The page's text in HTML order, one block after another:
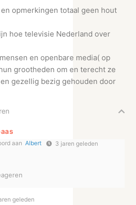
opmerkingen totaal geen hout
hoe televisie Nederland over
en openbare media( op
grootheden om en terecht ze
gezellig bezig gehouden door
aanAlbert 3 jaren geleden
geleden